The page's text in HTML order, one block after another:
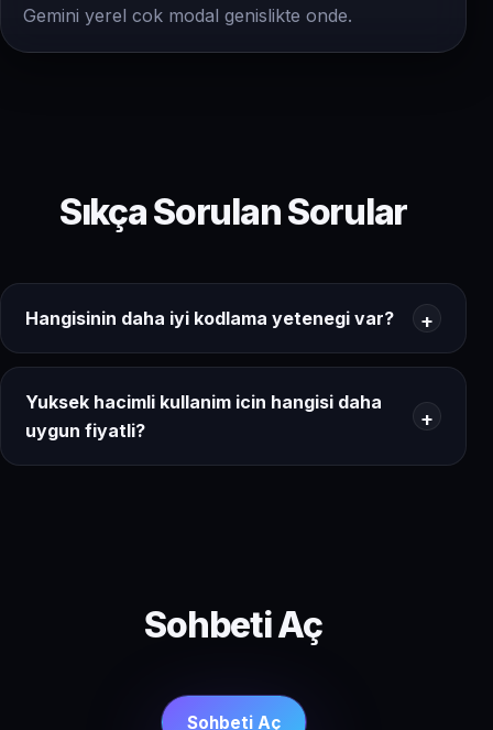
Gemini yerel cok modal genislikte onde.
Sıkça Sorulan Sorular
Hangisinin daha iyi kodlama yetenegi var?
Yuksek hacimli kullanim icin hangisi daha
uygun fiyatli?
Sohbeti Aç
Sohbeti Aç